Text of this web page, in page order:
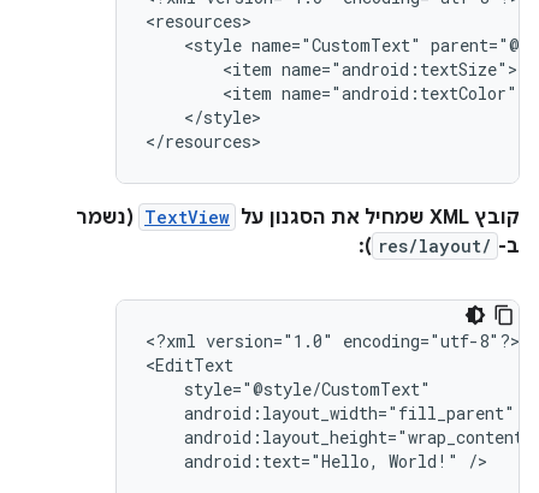
<style name="CustomText"
<item
<item
</style>
</resources>
קובץ XML שמחיל את הסגנון על TextView (נשמר
ב- res/layout/
):
<?xml version="1.0"
encoding="utf-8"?>
android:text="Hello,
World!" />